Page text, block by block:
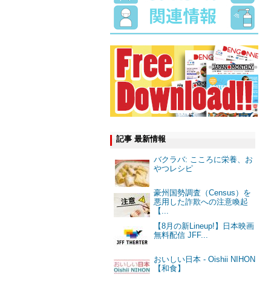
記事 最新情報
バクラバ: こころに栄養、お
やつレシピ
豪州国勢調査（Census）を
悪用した詐欺への注意喚起
【...
【8月の新Lineup!】日本映画
無料配信 JFF...
おいしい日本 - Oishii NIHON
【和食】